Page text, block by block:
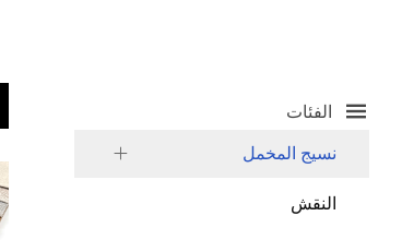
الفئات
نسيج المخمل
النقش